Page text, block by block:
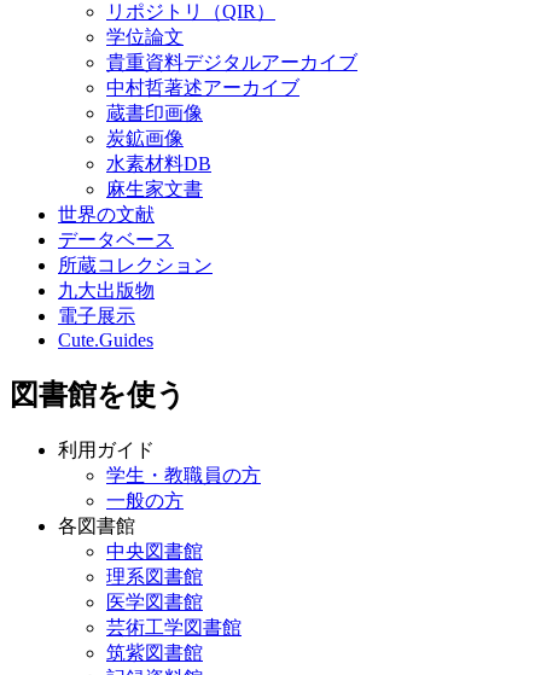
リポジトリ（QIR）
学位論文
貴重資料デジタルアーカイブ
中村哲著述アーカイブ
蔵書印画像
炭鉱画像
水素材料DB
麻生家文書
世界の文献
データベース
所蔵コレクション
九大出版物
電子展示
Cute.Guides
図書館を使う
利用ガイド
学生・教職員の方
一般の方
各図書館
中央図書館
理系図書館
医学図書館
芸術工学図書館
筑紫図書館